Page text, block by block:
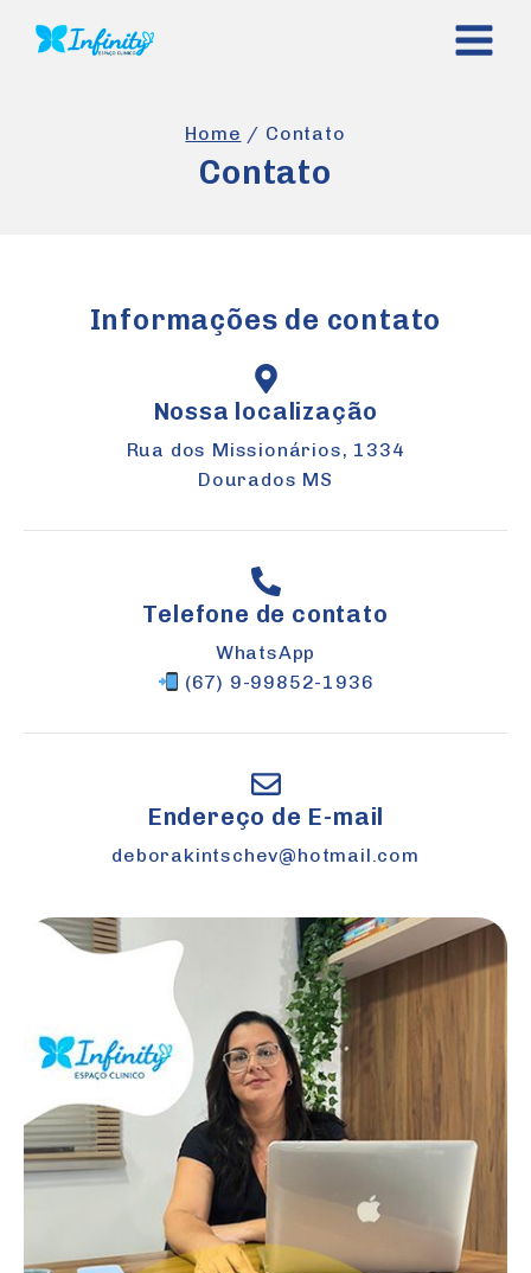
Home / Contato
Contato
Informações de contato
Nossa localização
Rua dos Missionários, 1334
Dourados MS
Telefone de contato
WhatsApp
(67) 9-99852-1936
Endereço de E-mail
deborakintschev@hotmail.com